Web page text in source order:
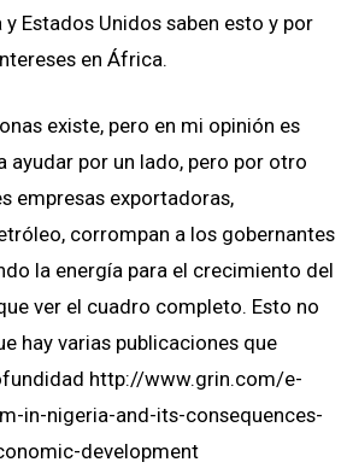
Estados Unidos saben esto y por
en África.
existe, pero en mi opinión es
ayudar por un lado, pero por otro
empresas exportadoras,
corrompan a los gobernantes
la energía para el crecimiento del
ver el cuadro completo. Esto no
hay varias publicaciones que
http://www.grin.com/e-
in-nigeria-and-its-consequences-
development